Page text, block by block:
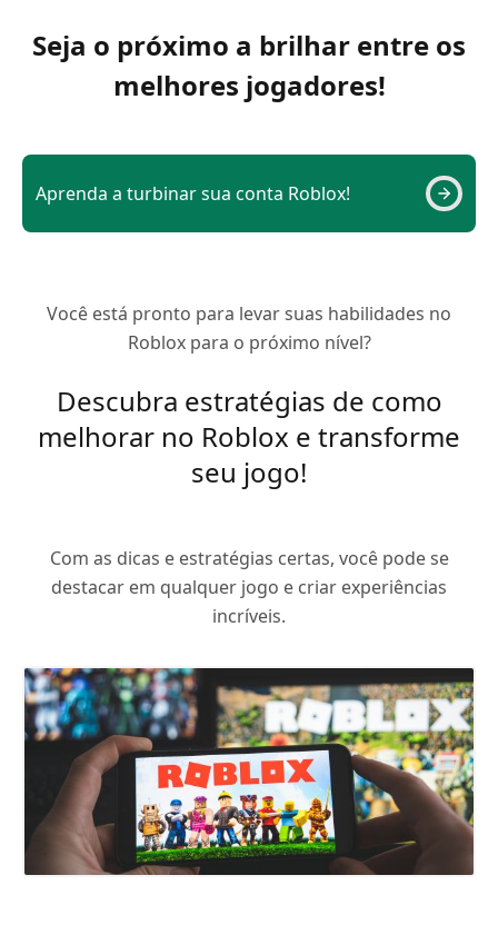
Seja o próximo a brilhar entre os
melhores jogadores!
Aprenda a turbinar sua conta Roblox!
Você está pronto para levar suas habilidades no
Roblox para o próximo nível?
Descubra estratégias de como
melhorar no Roblox e transforme
seu jogo!
Com as dicas e estratégias certas, você pode se
destacar em qualquer jogo e criar experiências
incríveis.